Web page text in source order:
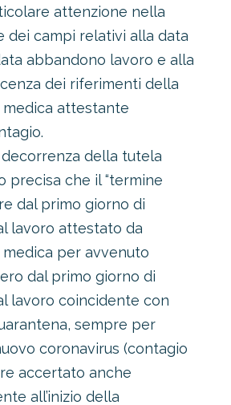
attenzione nella
dei campi relativi alla data
abbandono lavoro e alla
dei riferimenti della
attestante
della tutela
precisa che il “termine
dal primo giorno di
lavoro attestato da
per avvenuto
dal primo giorno di
lavoro coincidente con
sempre per
coronavirus (contagio
accertato anche
all’inizio della